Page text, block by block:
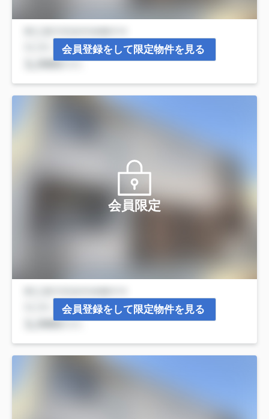
会員登録をして限定物件を見る
会員限定
会員登録をして限定物件を見る